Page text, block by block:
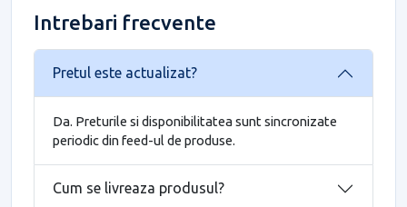
Intrebari frecvente
Pretul este actualizat?
Da. Preturile si disponibilitatea sunt sincronizate
periodic din feed-ul de produse.
Cum se livreaza produsul?